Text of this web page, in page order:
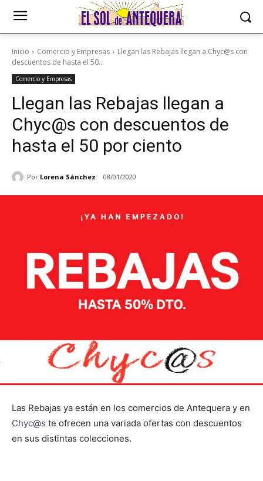
Inicio Comercio y Empresas
Llegan las Rebajas llegan a Chyc@s con
descuentos de hasta el 50...
Comercio y Empresas
Llegan las Rebajas llegan a
Chyc@s con descuentos de
hasta el 50 por ciento
Por Lorena Sánchez 08/01/2020
Las Rebajas ya están en los comercios de Antequera y en
Chyc@s te ofrecen una variada ofertas con descuentos
en sus distintas colecciones.